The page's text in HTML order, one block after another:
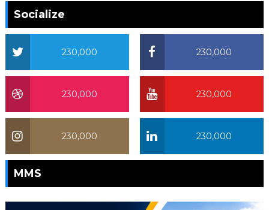
Socialize
230,000
230,000
230,000
230,000
230,000
230,000
MMS